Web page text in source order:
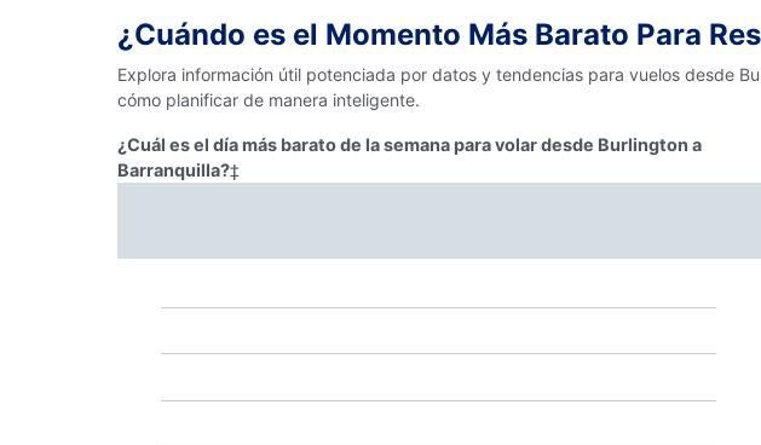
¿Cuándo es el Momento Más Barato Para
Explora información útil potenciada por datos y tendencias para vuelos desde
cómo planificar de manera inteligente.
¿Cuál es el día más barato de la semana para volar desde Burlington a
Barranquilla?‡